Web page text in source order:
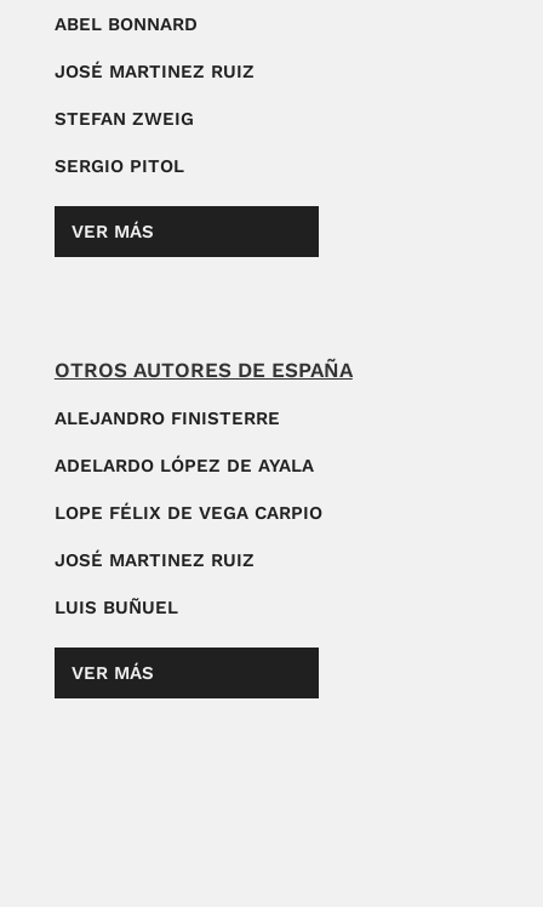
ABEL BONNARD
JOSÉ MARTINEZ RUIZ
STEFAN ZWEIG
SERGIO PITOL
VER MÁS
OTROS AUTORES DE ESPAÑA
ALEJANDRO FINISTERRE
ADELARDO LÓPEZ DE AYALA
LOPE FÉLIX DE VEGA CARPIO
JOSÉ MARTINEZ RUIZ
LUIS BUÑUEL
VER MÁS